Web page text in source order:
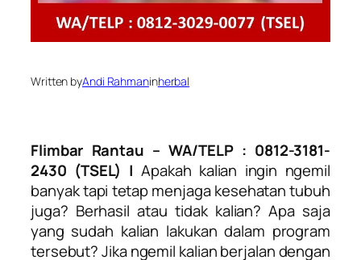
Written byAndi Rahmaninherbal
Flimbar Rantau – WA/TELP : 0812-3181-
2430 (TSEL) | Apakah kalian ingin ngemil
banyak tapi tetap menjaga kesehatan tubuh
juga? Berhasil atau tidak kalian? Apa saja
yang sudah kalian lakukan dalam program
tersebut? Jika ngemil kalian berjalan dengan